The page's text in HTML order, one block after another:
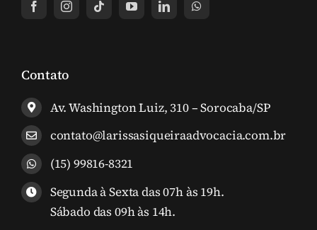
Contato
Av. Washington Luiz, 310 – Sorocaba/SP
contato@larissasiqueiraadvocacia.com.br
(15) 99816-8321
Segunda à Sexta das 07h às 19h.
Sábado das 09h às 14h.